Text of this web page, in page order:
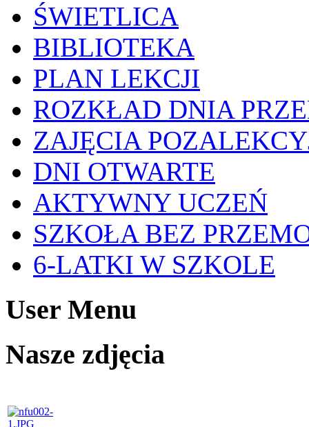
ŚWIETLICA
BIBLIOTEKA
PLAN LEKCJI
ROZKŁAD DNIA
ZAJĘCIA
DNI OTWARTE
AKTYWNY UCZEŃ
SZKOŁA BEZ
6-LATKI W SZKOLE
User Menu
Nasze zdjęcia